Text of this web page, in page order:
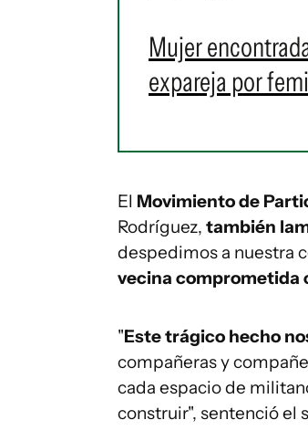
Mujer
expareja por
El Movimiento de
Rodríguez, también
despedimos a nuestra
vecina comprometida
"Este trágico hecho
compañeras y
cada espacio de
construir", sentenció el